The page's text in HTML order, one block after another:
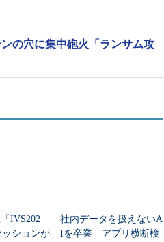
の穴に集中砲火「ランサム攻
IVS202
ションが
社内データを扱えないA
Iを卒業 アプリ横断検